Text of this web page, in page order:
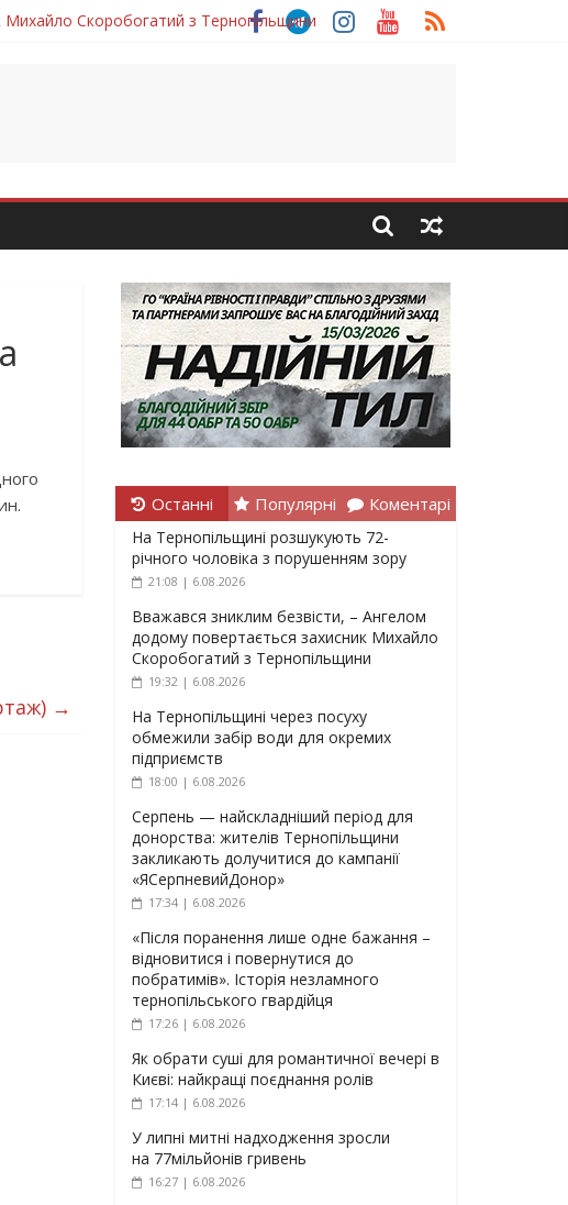
Михайло Скоробогатий з Тернопільщини
щиті»
→
Останні Популярні Коментарі
На Тернопільщині розшукують 72-
річного чоловіка з порушенням зору
21:08 | 6.08.2026
Вважався зниклим безвісти, – Ангелом
додому повертається захисник Михайло
Скоробогатий з Тернопільщини
19:32 | 6.08.2026
На Тернопільщині через посуху
обмежили забір води для окремих
підприємств
18:00 | 6.08.2026
Серпень — найскладніший період для
донорства: жителів Тернопільщини
закликають долучитися до кампанії
«ЯСерпневийДонор»
17:34 | 6.08.2026
«Після поранення лише одне бажання –
відновитися і повернутися до
побратимів». Історія незламного
тернопільського гвардійця
17:26 | 6.08.2026
Як обрати суші для романтичної вечері в
Києві: найкращі поєднання ролів
17:14 | 6.08.2026
У липні митні надходження зросли
на 77мільйонів гривень
16:27 | 6.08.2026